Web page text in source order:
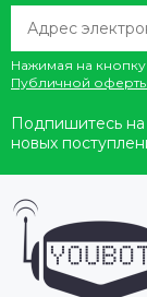
Нажимая на
Публичной оферты
Подпишитесь на
новых